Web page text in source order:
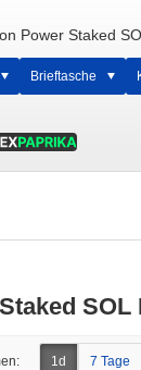
Power Staked
Brieftasche
1d 7 Tage